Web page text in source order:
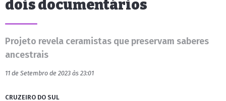
dois documentários
Projeto revela ceramistas que preservam saberes
ancestrais
11 de Setembro de 2023 às 23:01
CRUZEIRO DO SUL